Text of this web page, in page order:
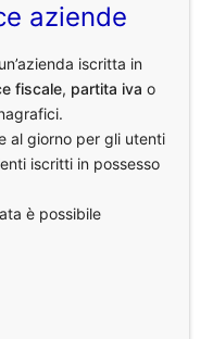
aziende
iscritta in
fiscale, partita iva o
al giorno per gli utenti
iscritti in possesso
è possibile